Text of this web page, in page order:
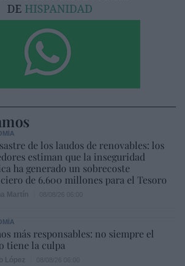
de los laudos de renovables: los
estiman que la inseguridad
ha generado un sobrecoste
de 6.600 millones para el Tesoro
más responsables: no siempre el
tiene la culpa